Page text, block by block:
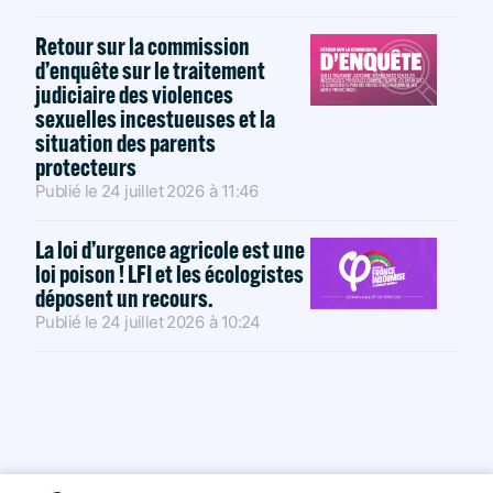
Retour sur la commission
d’enquête sur le traitement
judiciaire des violences
sexuelles incestueuses et la
situation des parents
protecteurs
Publié le 24 juillet 2026 à 11:46
La loi d’urgence agricole est une
loi poison ! LFI et les écologistes
déposent un recours.
Publié le 24 juillet 2026 à 10:24